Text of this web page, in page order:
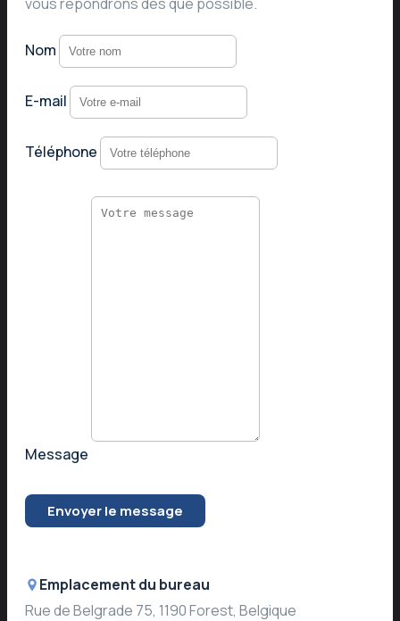
Nom
E-mail
Téléphone
Message
Envoyer le message
Lun - Ven 08.00 - 17.00
Emplacement du bureau
Rue de Belgrade 75, 1190 Forest, Belgique